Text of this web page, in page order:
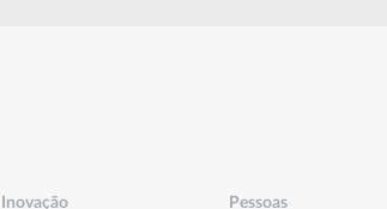
Inovação Pessoas